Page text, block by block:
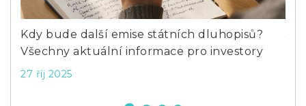
Kdy bude další emise státních dluhopisů?
Všechny aktuální informace pro investory
27 říj 2025